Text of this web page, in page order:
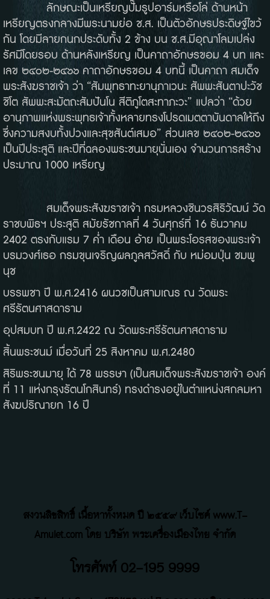
ลักษณะเป็นเหรียญปั๊มรูปอาร์มหรือโล่ ด้านหน้า
เหรียญตรงกลางมีพระนามย่อ ช.ส. เป็นตัวอักษรประดิษฐ์ไขว้
กัน โดยมีลายกนกประดับทั้ง 2 ข้าง บน ช.ส.มีอุณาโลมเปล่ง
รัศมีโดยรอบ ด้านหลังเหรียญ เป็นคาถาอักษรขอม 4 บท และ
เลข ๒๔๐๒-๒๔๖๖ คาถาอักษรขอม 4 บทนี้ เป็นคาถา สมเด็จ
พระสังฆราชเจ้า ว่า “สัมพุทธาทะยานุภาเวนะ สัพพะสันตาปะวัช
ชิโต สัพพะสะมัตถะสัมปันโน สีติภูโตสะทาภะวะ” แปลว่า “ด้วย
อานุภาพแห่งพระพุทธเจ้าทั้งหลายทรงโปรดเมตตาบันดาลให้ถึง
ซึ่งความสงบทั้งปวงและสุขสันต์เสมอ” ส่วนเลข ๒๔๐๒-๒๔๖๖
เป็นปีประสูติ และปีที่ฉลองพระชนมายุนั่นเอง จำนวนการสร้าง
ประมาณ 1000 เหรียญ
สมเด็จพระสังฆราชเจ้า กรมหลวงชินวรสิริวัฒน์ วัด
ราชบพิธฯ ประสูติ สมัยรัชกาลที่ 4 วันศุกร์ที่ 16 ธันวาคม
2402 ตรงกับแรม 7 ค่ำ เดือน อ้าย เป็นพระโอรสของพระเจ้า
บรมวงศ์เธอ กรมขุนเจริญผลภูลสวัสดิ์ กับ หม่อมปุ่น ชมพู
นุช
บรรพชา ปี พ.ศ.2416 ผนวชเป็นสามเณร ณ วัดพระ
ศรีรัตนศาสดาราม
อุปสมบท ปี พ.ศ.2422 ณ วัดพระศรีรัตนศาสดาราม
สิ้นพระชนม์ เมื่อวันที่ 25 สิงหาคม พ.ศ.2480
สิริพระชนมายุ ได้ 78 พรรษา (เป็นสมเด็จพระสังฆราชเจ้า องค์
ที่ 11 แห่งกรุงรัตนโกสินทร์) ทรงดำรงอยู่ในตำแหน่งสกลมหา
สังฆปริณายก 16 ปี
สงวนลิขสิทธิ์ เนื้อหาทั้งหมด ปี ๒๕๕๙ เว็บไซค์ www.T-
Amulet.com โดย บริษัท พระเครื่องเมืองไทย จำกัด
โทรศัพท์ 02-195 9999